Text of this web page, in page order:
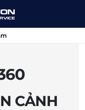
CẢNH